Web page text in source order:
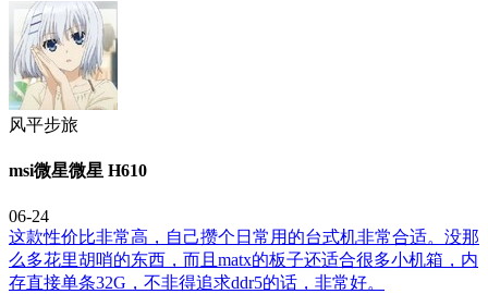
风平步旅
msi微星微星 H610
06-24
这款性价比非常高，自己攒个日常用的台式机非常合适。没那
么多花里胡哨的东西，而且matx的板子还适合很多小机箱，内
存直接单条32G，不非得追求ddr5的话，非常好。